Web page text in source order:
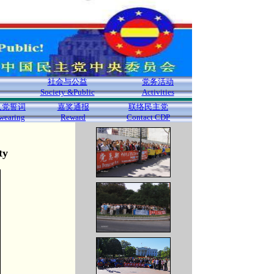
社会与公益
Society &Public
党务活动
Activities
党誓词
嘉奖通报
Reward
联络民主党
Contact CDP